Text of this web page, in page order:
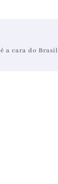
a cara do Brasil